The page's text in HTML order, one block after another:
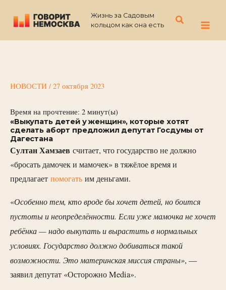
содержимому
Жизнь за Садовым
кольцом как она есть
Поиск
НОВОСТИ / 27 октября 2023
Время на прочтение: 2 минут(ы)
«Выкупать детей у женщин», которые хотят
сделать аборт предложил депутат Госдумы от
Дагестана
Султан Хамзаев считает, что государство не должно
«бросать дамочек и мамочек» в тяжёлое время и
предлагает помогать им деньгами.
«Особенно тем, кто вроде бы хочет детей, но боится
пустоты и неопределённости. Если уже мамочка не хочет
ребёнка — надо выкупать и вырастить в нормальных
условиях. Государство должно добиваться такой
возможности. Это материнская миссия страны», —
заявил депутат «Осторожно Media».